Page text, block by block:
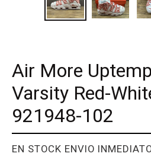
Air More
Varsity Red-
921948-102
PROVEEDOR
EN STOCK ENVIO